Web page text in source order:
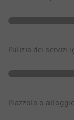
Pulizia dei servizi
Piazzola o